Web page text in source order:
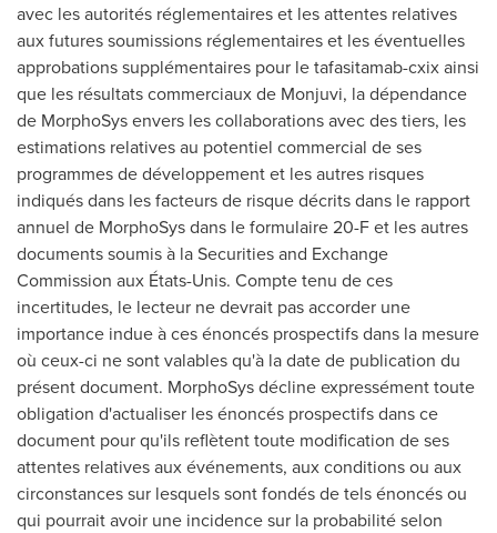
avec les autorités réglementaires et les attentes relatives
aux futures soumissions réglementaires et les éventuelles
approbations supplémentaires pour le tafasitamab-cxix ainsi
que les résultats commerciaux de Monjuvi, la dépendance
de MorphoSys envers les collaborations avec des tiers, les
estimations relatives au potentiel commercial de ses
programmes de développement et les autres risques
indiqués dans les facteurs de risque décrits dans le rapport
annuel de MorphoSys dans le formulaire 20-F et les autres
documents soumis à la Securities and Exchange
Commission aux États-Unis. Compte tenu de ces
incertitudes, le lecteur ne devrait pas accorder une
importance indue à ces énoncés prospectifs dans la mesure
où ceux-ci ne sont valables qu'à la date de publication du
présent document. MorphoSys décline expressément toute
obligation d'actualiser les énoncés prospectifs dans ce
document pour qu'ils reflètent toute modification de ses
attentes relatives aux événements, aux conditions ou aux
circonstances sur lesquels sont fondés de tels énoncés ou
qui pourrait avoir une incidence sur la probabilité selon